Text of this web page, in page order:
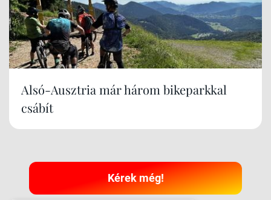
Alsó-Ausztria már három bikeparkkal
csábít
Kérek még!